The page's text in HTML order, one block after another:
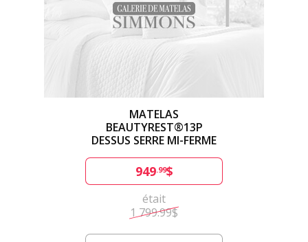
MATELAS
BEAUTYREST®13P
DESSUS SERRE MI-FERME
949.99$
était
1 799.99$